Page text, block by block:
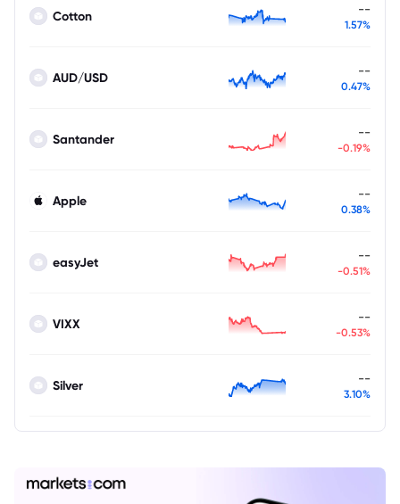
Cotton --
1.57%
AUD/USD --
0.47%
Santander --
-0.19%
Apple --
0.38%
easyJet --
-0.51%
VIXX --
-0.53%
Silver --
3.10%